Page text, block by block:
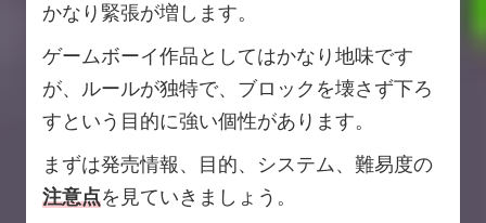
かなり緊張が増します。
ゲームボーイ作品としてはかなり地味です
が、ルールが独特で、ブロックを壊さず下ろ
すという目的に強い個性があります。
まずは発売情報、目的、システム、難易度の
注意点を見ていきましょう。